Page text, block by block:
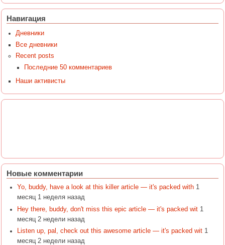
Навигация
Дневники
Все дневники
Recent posts
Последние 50 комментариев
Наши активисты
Новые комментарии
Yo, buddy, have a look at this killer article — it's packed with 1
месяц 1 неделя назад
Hey there, buddy, don't miss this epic article — it's packed wit 1
месяц 2 недели назад
Listen up, pal, check out this awesome article — it's packed wit 1
месяц 2 недели назад